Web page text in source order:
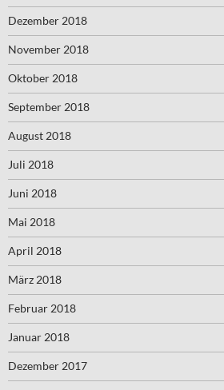
Dezember 2018
November 2018
Oktober 2018
September 2018
August 2018
Juli 2018
Juni 2018
Mai 2018
April 2018
März 2018
Februar 2018
Januar 2018
Dezember 2017